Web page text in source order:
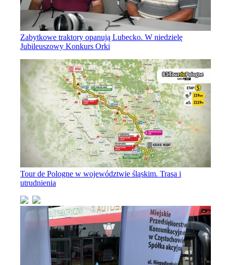
Zabytkowe traktory opanują Lubecko. W niedzielę
Jubileuszowy Konkurs Orki
Tour de Pologne w województwie śląskim. Trasa i
utrudnienia